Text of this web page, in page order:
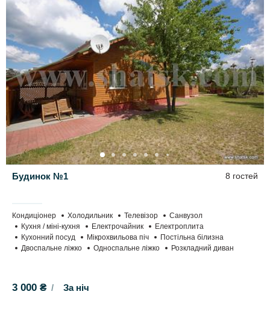
Будинок №1 8 гостей
Кондиціонер Холодильник Телевізор
Санвузол
Кухня / міні-кухня
Електрочайник
Електроплита
Кухонний посуд
Мікрохвильова піч
Постільна білизна
Двоспальне ліжко
Односпальне ліжко Розкладний диван
3 000 ₴ За ніч